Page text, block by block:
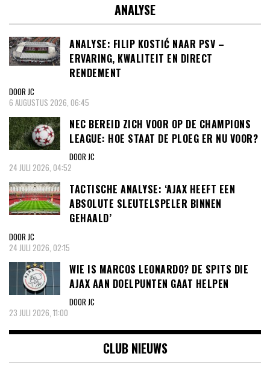
ANALYSE
ANALYSE: FILIP KOSTIĆ NAAR PSV –
ERVARING, KWALITEIT EN DIRECT
RENDEMENT
DOOR JC
6 AUGUSTUS 2026, 06:45
NEC BEREID ZICH VOOR OP DE CHAMPIONS
LEAGUE: HOE STAAT DE PLOEG ER NU VOOR?
DOOR JC
24 JULI 2026, 04:52
TACTISCHE ANALYSE: ‘AJAX HEEFT EEN
ABSOLUTE SLEUTELSPELER BINNEN
GEHAALD’
DOOR JC
24 JULI 2026, 02:15
WIE IS MARCOS LEONARDO? DE SPITS DIE
AJAX AAN DOELPUNTEN GAAT HELPEN
DOOR JC
23 JULI 2026, 11:00
CLUB NIEUWS